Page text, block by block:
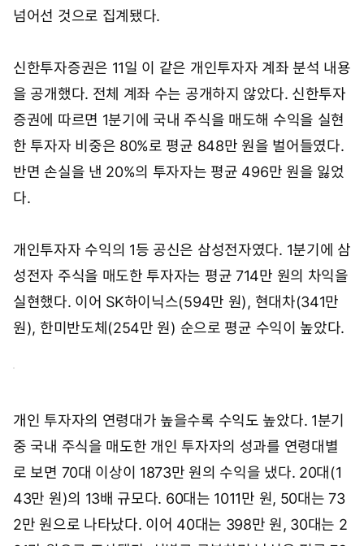
넘어선 것으로 집계됐다.
신한투자증권은 11일 이 같은 개인투자자 계좌 분석 내용
을 공개했다. 전체 계좌 수는 공개하지 않았다. 신한투자
증권에 따르면 1분기에 국내 주식을 매도해 수익을 실현
한 투자자 비중은 80%로 평균 848만 원을 벌어들였다.
반면 손실을 낸 20%의 투자자는 평균 496만 원을 잃었
다.
개인투자자 수익의 1등 공신은 삼성전자였다. 1분기에 삼
성전자 주식을 매도한 투자자는 평균 714만 원의 차익을
실현했다. 이어 SK하이닉스(594만 원), 현대차(341만
원), 한미반도체(254만 원) 순으로 평균 수익이 높았다.
개인 투자자의 연령대가 높을수록 수익도 높았다. 1분기
중 국내 주식을 매도한 개인 투자자의 성과를 연령대별
로 보면 70대 이상이 1873만 원의 수익을 냈다. 20대(1
43만 원)의 13배 규모다. 60대는 1011만 원, 50대는 73
2만 원으로 나타났다. 이어 40대는 398만 원, 30대는 2